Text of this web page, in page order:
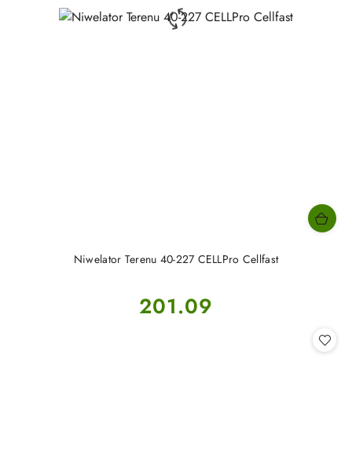
Niwelator Terenu 40-227 CELLPro Cellfast
Cena:
201.09